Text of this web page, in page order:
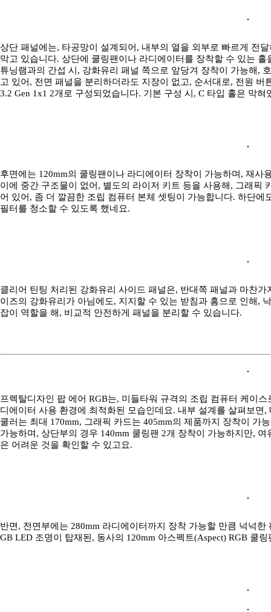
상단 패널에는, 타공망이 설계되어, 내부의 열을 외부로 빠르게 전
막고 있습니다. 상단에 쿨링팬이나 라디에이터를 장착할 수 있는
튜닝램과의 간섭 시, 강화유리 패널 쪽으로 앞당겨 장착이 가능해,
고 있어, 전면 패널을 분리하더라도 지장이 없고, 순서대로, 전원
3.2 Gen 1x1 2개로 구성되었습니다. 기본 구성 시, C 타입 홀은 막
후면에는 120mm의 쿨링팬이나 라디에이터 장착이 가능하며, 재사
이에 중간 구조물이 없어, 별도의 라이저 키트 등을 사용해, 그래픽
어 있어, 좀 더 깔끔한 조립 컴퓨터 본체 셋팅이 가능합니다. 하단
필터를 청소할 수 있도록 했네요.
클리어 틴팅 처리된 강화유리 사이드 패널은, 반대쪽 패널과 마찬
이즈의 강화유리가 아님에도, 지지할 수 있는 받침과 홈으로 인해,
잡이 역할을 해, 비교적 안전하게 패널을 분리할 수 있습니다.
프렉탈디자인 팝 에어 RGB는, 미들타워 규격의 조립 컴퓨터 케이
디에이터 사용 환경에 최적화된 모습인데요. 내부 설계를 살펴보
쿨러는 최대 170mm, 그래픽 카드는 405mm의 제품까지 장착이 가
가능하며, 상단부의 경우 140mm 쿨링팬 2개 장착이 가능하지만,
은 어려운 것을 확인할 수 있고요.
반면, 전면부에는 280mm 라디에이터까지 장착 가능할 만큼 넉넉
GB LED 조명이 탑재된, 동사의 120mm 아스펙트(Aspect) RGB 쿨